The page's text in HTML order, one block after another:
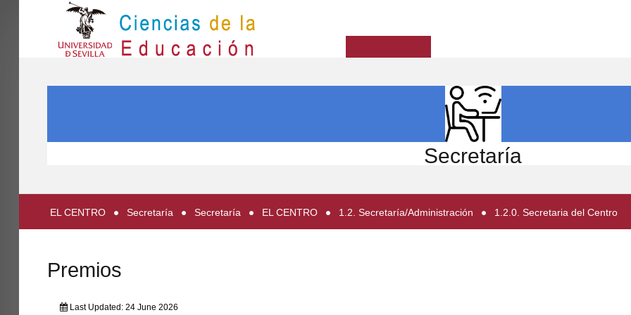
PARTICIPA
Secretaría
EL CENTRO Secretaría Secretaría EL CENTRO 1.2. Secretaría/Administración 1.2.0. Secretaria del Centro
Premios
Last Updated: 24 June 2026